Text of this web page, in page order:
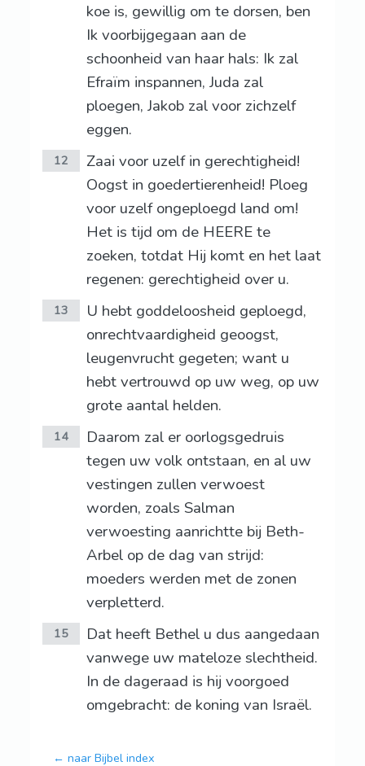
koe is, gewillig om te dorsen, ben
Ik voorbijgegaan aan de
schoonheid van haar hals: Ik zal
Efraïm inspannen, Juda zal
ploegen, Jakob zal voor zichzelf
eggen.
12
Zaai voor uzelf in gerechtigheid!
Oogst in goedertierenheid! Ploeg
voor uzelf ongeploegd land om!
Het is tijd om de HEERE te
zoeken, totdat Hij komt en het laat
regenen: gerechtigheid over u.
13
U hebt goddeloosheid geploegd,
onrechtvaardigheid geoogst,
leugenvrucht gegeten; want u
hebt vertrouwd op uw weg, op uw
grote aantal helden.
14
Daarom zal er oorlogsgedruis
tegen uw volk ontstaan, en al uw
vestingen zullen verwoest
worden, zoals Salman
verwoesting aanrichtte bij Beth-
Arbel op de dag van strijd:
moeders werden met de zonen
verpletterd.
15
Dat heeft Bethel u dus aangedaan
vanwege uw mateloze slechtheid.
In de dageraad is hij voorgoed
omgebracht: de koning van Israël.
← naar Bijbel index